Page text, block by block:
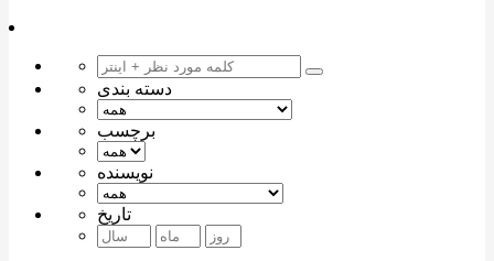
دسته بندی
برچسب
نویسنده
تاریخ